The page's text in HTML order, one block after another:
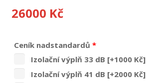
26000 Kč
Ceník nadstandardů *
Izolační výplň 33 dB [+1000 Kč]
Izolační výplň 41 dB [+2000 Kč]